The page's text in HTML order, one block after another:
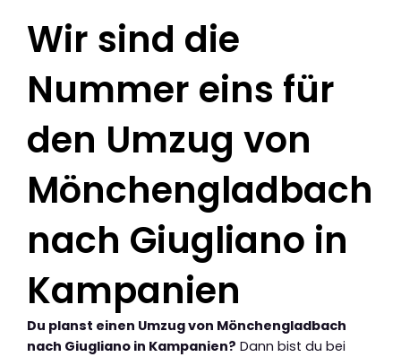
Wir sind die
Nummer eins für
den Umzug von
Mönchengladbach
nach Giugliano in
Kampanien
Du planst einen Umzug von Mönchengladbach
nach Giugliano in Kampanien? Dann bist du bei